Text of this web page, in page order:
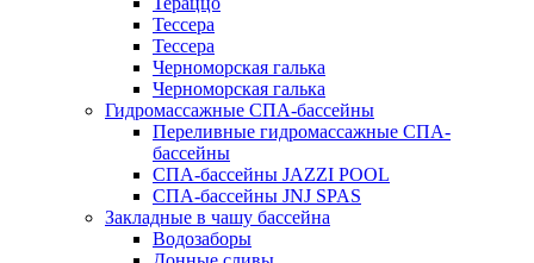
Тессера
Тессера
Черноморская галька
Черноморская галька
Гидромассажные СПА-бассейны
Переливные гидромассажные СПА-
бассейны
СПА-бассейны JAZZI POOL
СПА-бассейны JNJ SPAS
Закладные в чашу бассейна
Водозаборы